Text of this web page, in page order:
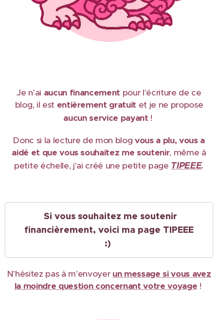
Je n'ai aucun financement pour l'écriture de ce
blog, il est entièrement gratuit et je ne propose
aucun service payant !
Donc si la lecture de mon blogvous a plu, vous a
aidé et que vous souhaitez me soutenir, même à
petite échelle, j'ai créé une petite page TIPEEE.
Si vous souhaitez me soutenir
financièrement, voici ma page TIPEEE
:)
N'hésitez pas à m'envoyer un message si vous avez
la moindre question concernant votre voyage !